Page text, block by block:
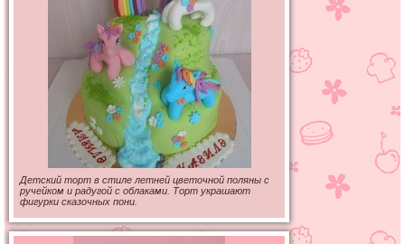
Детский торт в стиле летней цветочной поляны с
ручейком и радугой с облаками. Торт украшают
фигурки сказочных пони.